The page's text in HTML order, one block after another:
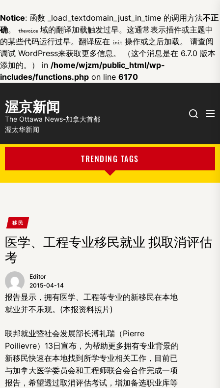
Notice: 函数 _load_textdomain_just_in_time 的调用方法不正
确。 thevoice 域的翻译加载触发过早。这通常表示插件或主题中
的某些代码运行过早。翻译应在
init 操作或之后加载。 请查阅
调试 WordPress来获取更多信息。 （这个消息是在 6.7.0 版本
添加的。） in /home/wjzm/public_html/wp-
includes/functions.php on line 6170
渥京新闻
The Ottawa News-加拿大首都
渥太华新闻
Search
TRENDING TAGS
移民
医学、工程专业移民就业 拟取消评估
考
Editor
2015-04-14
报告显示，拥有医学、工程等专业的新移民在本地
就业并不乐观。(本报资料照片)
联邦就业暨社会发展部长溥礼瑞（Pierre
Poilievre）13日宣布，为帮助更多拥有专业背景的
新移民快速在本地找到所学专业相关工作，目前已
与加拿大医学委员会和工程师联合会合作完成一项
报告，希望透过取消评估考试，增加备选职业库等